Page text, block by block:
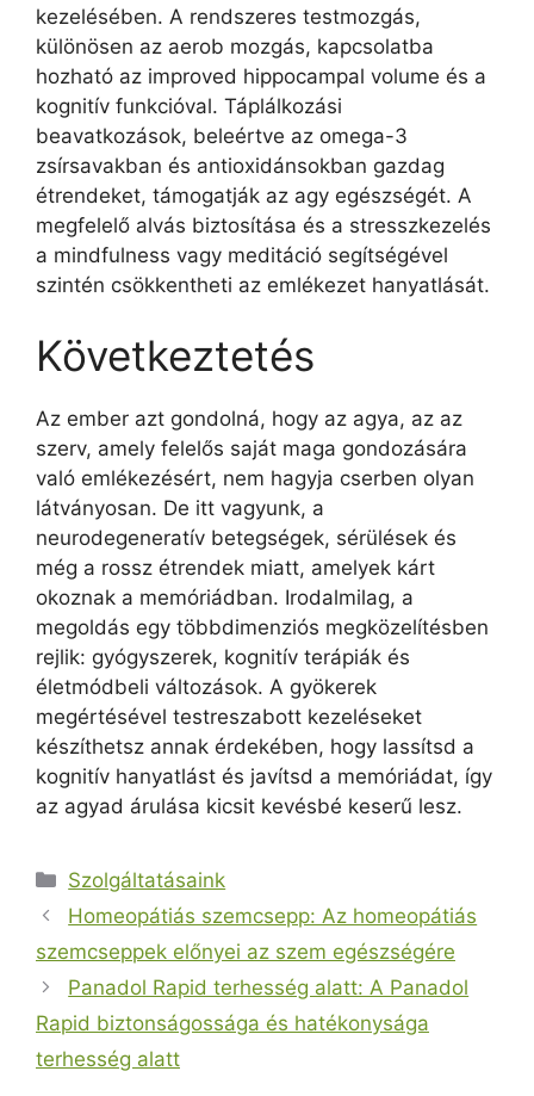
kezelésében. A rendszeres testmozgás,
különösen az aerob mozgás, kapcsolatba
hozható az improved hippocampal volume és a
kognitív funkcióval. Táplálkozási
beavatkozások, beleértve az omega-3
zsírsavakban és antioxidánsokban gazdag
étrendeket, támogatják az agy egészségét. A
megfelelő alvás biztosítása és a stresszkezelés
a mindfulness vagy meditáció segítségével
szintén csökkentheti az emlékezet hanyatlását.
Következtetés
Az ember azt gondolná, hogy az agya, az az
szerv, amely felelős saját maga gondozására
való emlékezésért, nem hagyja cserben olyan
látványosan. De itt vagyunk, a
neurodegeneratív betegségek, sérülések és
még a rossz étrendek miatt, amelyek kárt
okoznak a memóriádban. Irodalmilag, a
megoldás egy többdimenziós megközelítésben
rejlik: gyógyszerek, kognitív terápiák és
életmódbeli változások. A gyökerek
megértésével testreszabott kezeléseket
készíthetsz annak érdekében, hogy lassítsd a
kognitív hanyatlást és javítsd a memóriádat, így
az agyad árulása kicsit kevésbé keserű lesz.
Kategória
Szolgáltatásaink
Homeopátiás szemcsepp: Az homeopátiás
szemcseppek előnyei az szem egészségére
Panadol Rapid terhesség alatt: A Panadol
Rapid biztonságossága és hatékonysága
terhesség alatt